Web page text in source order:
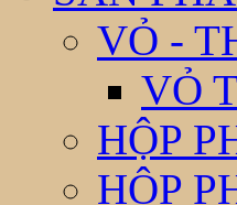
VỎ -
VỎ
HỘP
HỘP